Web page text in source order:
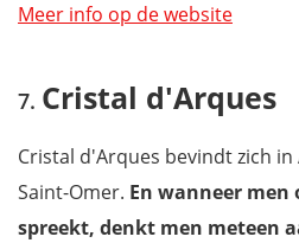
Meer info op de website
Cristal d'Arques
Cristal d'Arques bevindt zich
Saint-Omer. En wanneer men
spreekt, denkt men meteen